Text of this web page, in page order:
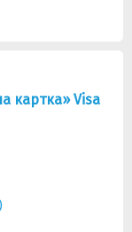
картка» Visa